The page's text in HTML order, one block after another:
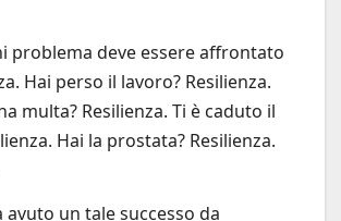
problema deve essere affrontato
Hai perso il lavoro? Resilienza.
multa? Resilienza. Ti è caduto il
Hai la prostata? Resilienza.
avuto un tale successo da